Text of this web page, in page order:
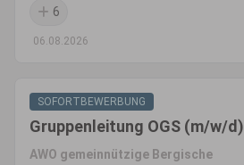
6
06.08.2026
SOFORTBEWERBUNG
Gruppenleitung OGS (m/w/d)
AWO gemeinnützige Bergische